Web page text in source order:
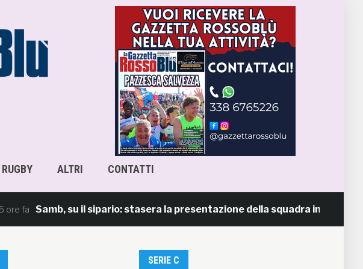
RUGBY ALTRI CONTATTI
su il sipario: stasera la presentazione della squadra in piazza Giorgini
SERIE C